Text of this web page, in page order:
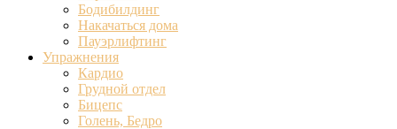
Бодибилдинг
Накачаться дома
Пауэрлифтинг
Упражнения
Кардио
Грудной отдел
Бицепс
Голень, Бедро